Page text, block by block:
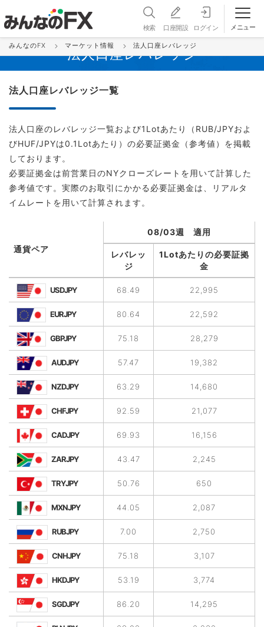
検索 口座開設 ログイン メニュー
法人口座レバレッジ
みんなのFX マーケット情報 法人口座レバレッジ
法人口座レバレッジ一覧
法人口座のレバレッジ一覧および1Lotあたり（RUB/JPYおよ
びHUF/JPYは0.1Lotあたり）の必要証拠金（参考値）を掲載
しております。
必要証拠金は前営業日のNYクローズレートを用いて計算した
参考値です。実際のお取引にかかる必要証拠金は、リアルタ
イムレートを用いて計算されます。
通貨ペア
08/03週 適用
レバレッ
ジ
1Lotあたりの必要証拠
金
USDJPY 68.49 22,995
EURJPY 80.64 22,592
GBPJPY 75.18 28,279
AUDJPY 57.47 19,382
NZDJPY 63.29 14,680
CHFJPY 92.59 21,077
CADJPY 69.93 16,156
ZARJPY 43.47 2,245
TRYJPY 50.76 650
MXNJPY 44.05 2,087
RUBJPY 7.00 2,750
CNHJPY 75.18 3,107
HKDJPY 53.19 3,774
SGDJPY 86.20 14,295